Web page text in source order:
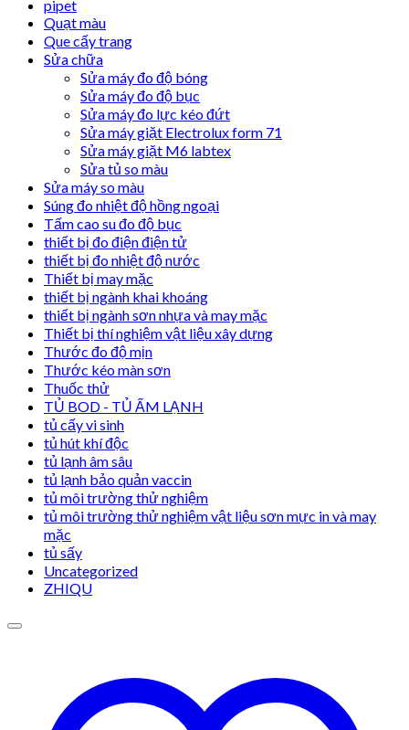
pipet
Quạt màu
Que cấy trang
Sửa chữa
Sửa máy đo độ bóng
Sửa máy đo độ bục
Sửa máy đo lực kéo đứt
Sửa máy giặt Electrolux form 71
Sửa máy giặt M6 labtex
Sửa tủ so màu
Sửa máy so màu
Súng đo nhiệt độ hồng ngoại
Tấm cao su đo độ bục
thiết bị đo điện điện tử
thiết bị đo nhiệt độ nước
Thiết bị may mặc
thiết bị ngành khai khoáng
thiết bị ngành sơn nhựa và may mặc
Thiết bị thí nghiệm vật liệu xây dựng
Thước đo độ mịn
Thước kéo màn sơn
Thuốc thử
TỦ BOD - TỦ ẤM LẠNH
tủ cấy vi sinh
tủ hút khí độc
tủ lạnh âm sâu
tủ lạnh bảo quản vaccin
tủ môi trường thử nghiệm
tủ môi trường thử nghiệm vật liệu sơn mực in và may
mặc
tủ sấy
Uncategorized
ZHIQU